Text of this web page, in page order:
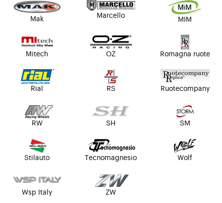
Mak Marcello
MIM
Mitech OZ Romagna ruote
Rial RS Ruotecompany
RW SH SM
Stilauto Tecnomagnesio Wolf
Wsp Italy ZW